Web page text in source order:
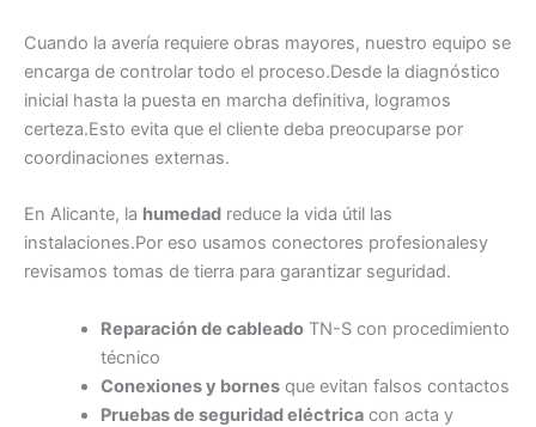
Cuando la avería requiere obras mayores, nuestro equipo se
encarga de controlar todo el proceso.Desde la diagnóstico
inicial hasta la puesta en marcha definitiva, logramos
certeza.Esto evita que el cliente deba preocuparse por
coordinaciones externas.
En Alicante, la humedad reduce la vida útil las
instalaciones.Por eso usamos conectores profesionalesy
revisamos tomas de tierra para garantizar seguridad.
Reparación de cableadoTN-S con procedimiento
técnico
Conexiones y bornesque evitan falsos contactos
Pruebas de seguridad eléctricacon acta y